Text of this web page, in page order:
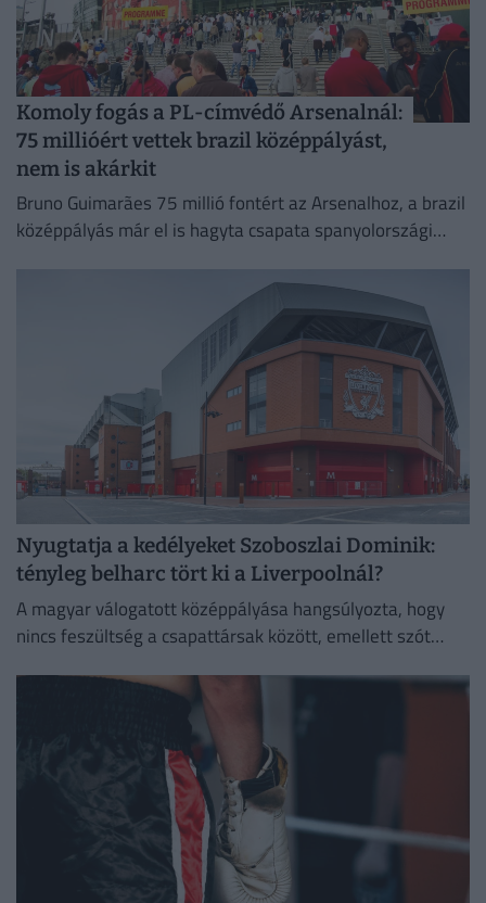
Komoly fogás a PL-címvédő Arsenalnál:
75 millióért vettek brazil középpályást,
nem is akárkit
Bruno Guimarães 75 millió fontért az Arsenalhoz, a brazil
középpályás már el is hagyta csapata spanyolországi
Nyugtatja a kedélyeket Szoboszlai Dominik:
tényleg belharc tört ki a Liverpoolnál?
A magyar válogatott középpályása hangsúlyozta, hogy
nincs feszültség a csapattársak között, emellett szót